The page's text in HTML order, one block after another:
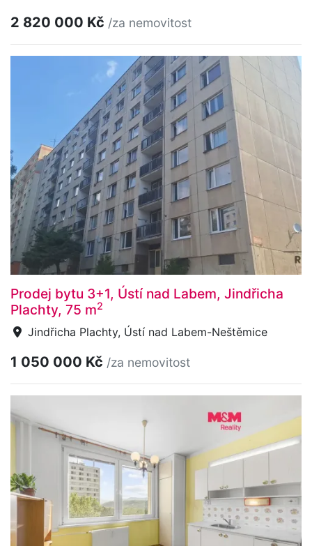
2 820 000 Kč /za nemovitost
Prodej bytu 3+1, Ústí nad Labem, Jindřicha
Plachty, 75 m2
Jindřicha Plachty, Ústí nad Labem-Neštěmice
1 050 000 Kč /za nemovitost